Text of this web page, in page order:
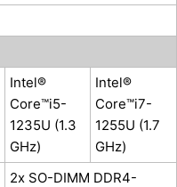
Intel®
Core™i5-
1235U (1.3
GHz)
Intel®
Core™i7-
1255U (1.7
GHz)
2x SO-DIMM DDR4-